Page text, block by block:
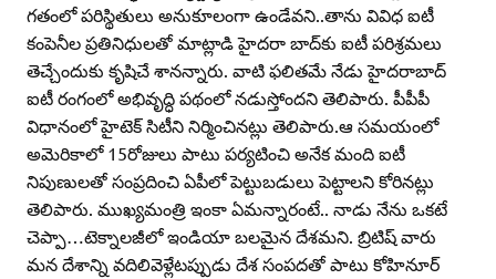
గతంలో పరిస్థితులు అనుకూలంగా ఉండేవని..తాను వివిధ ఐటీ
కంపెనీల ప్రతినిధులతో మాట్లాడి హైదరా బాద్‌కు ఐటీ పరిశ్రమలు
తెచ్చేందుకు కృషిచే శానన్నారు. వాటి ఫలితమే నేడు హైదరాబాద్‌
ఐటీ రంగంలో అభివృద్ధి పథంలో నడుస్తోందని తెలిపారు. పీపీపీ
విధానంలో హైటెక్‌ సిటీని నిర్మించినట్లు తెలిపారు.ఆ సమయంలో
అమెరికాలో 15రోజులు పాటు పర్యటించి అనేక మంది ఐటీ
నిపుణులతో సంప్రదించి ఏపీలో పెట్టుబడులు పెట్టాలని కోరినట్లు
తెలిపారు. ముఖ్యమంత్రి ఇంకా ఏమన్నారంటే.. నాడు నేను ఒకటే
చెప్పా…టెక్నాలజీలో ఇండియా బలమైన దేశమని. బ్రిటిష్‌ వారు
మన దేశాన్ని వదిలివెళ్లేటప్పుడు దేశ సంపదతో పాటు కోహినూర్‌